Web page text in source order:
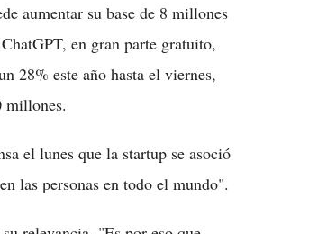
aumentar su base de 8 millones
en gran parte gratuito,
28% este año hasta el viernes,
millones.
el lunes que la startup se asoció
las personas en todo el mundo".